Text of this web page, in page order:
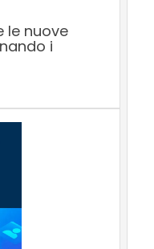
le nuove
i